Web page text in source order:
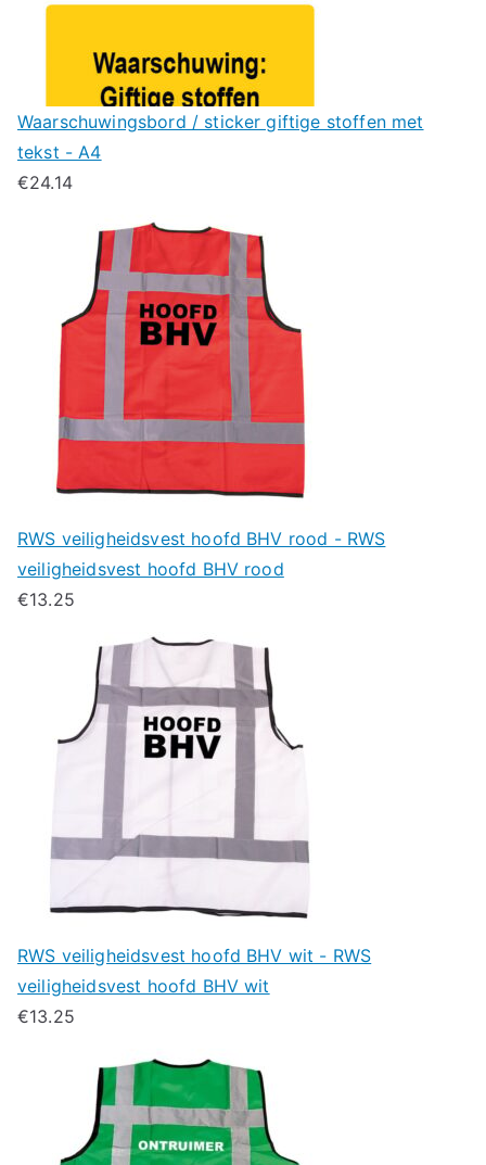
Waarschuwingsbord / sticker giftige stoffen met
tekst - A4
€24.14
RWS veiligheidsvest hoofd BHV rood - RWS
veiligheidsvest hoofd BHV rood
€13.25
RWS veiligheidsvest hoofd BHV wit - RWS
veiligheidsvest hoofd BHV wit
€13.25